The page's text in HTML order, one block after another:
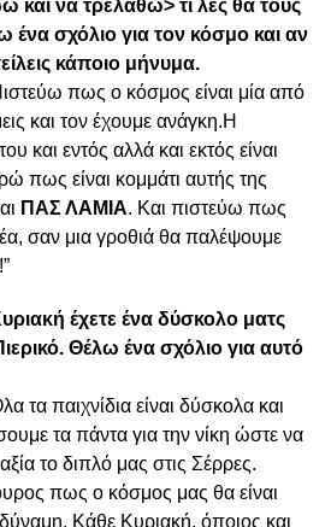
και να τρελαθώ> τι λες θα τους
ένα σχόλιο για τον κόσμο και αν
κάποιο μήνυμα.
πως ο κόσμος είναι μία από
και τον έχουμε ανάγκη.Η
και εντός αλλά και εκτός είναι
πως είναι κομμάτι αυτής της
ΠΑΣ ΛΑΜΙΑ. Και πιστεύω πως
σαν μια γροθιά θα παλέψουμε
έχετε ένα δύσκολο ματς
Θέλω ένα σχόλιο για αυτό
τα παιχνίδια είναι δύσκολα και
τα πάντα για την νίκη ώστε να
το διπλό μας στις Σέρρες.
πως ο κόσμος μας θα είναι
Κάθε Κυριακή, όποιος και